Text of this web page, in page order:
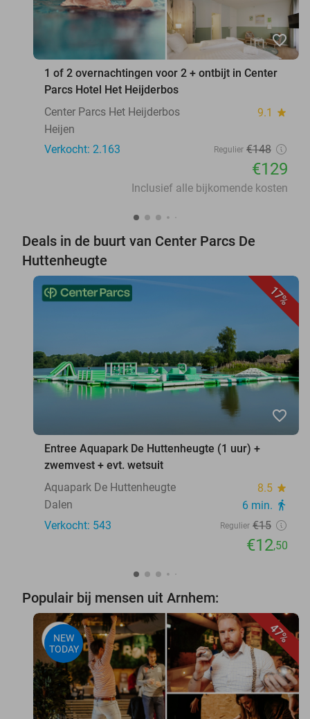
favorite_border
1 of 2 overnachtingen voor 2 + ontbijt in Center
Parcs Hotel Het Heijderbos
Center Parcs Het Heijderbos
9.1 star
Heijen
Verkocht: 2.163
Regulier €148
€129
Inclusief alle bijkomende kosten
Deals in de buurt van Center Parcs De
Huttenheugte
17%
favorite_border
Entree Aquapark De Huttenheugte (1 uur) +
zwemvest + evt. wetsuit
Aquapark De Huttenheugte
8.5 star
Dalen 6 min. directions_walk
Verkocht: 543 Regulier €15
€12,50
Populair bij mensen uit Arnhem:
47%
NEW
TODAY